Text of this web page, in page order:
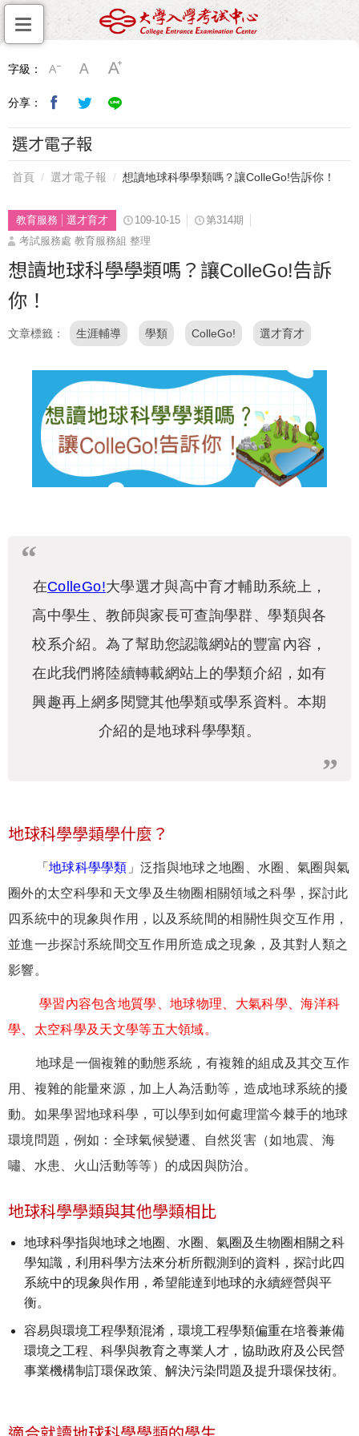
字級：
分享：
選才電子報
首頁 選才電子報 想讀地球科學學類嗎？讓ColleGo!告訴你！
教育服務 選才育才 109-10-15
第314期
考試服務處 教育服務組 整理
想讀地球科學學類嗎？讓ColleGo!告訴
你！
文章標籤 生涯輔導 學類 ColleGo! 選才育才
在ColleGo!大學選才與高中育才輔助系統上，
高中學生、教師與家長可查詢學群、學類與各
校系介紹。為了幫助您認識網站的豐富內容，
在此我們將陸續轉載網站上的學類介紹，如有
興趣再上網多閱覽其他學類或學系資料。本期
介紹的是地球科學學類。
地球科學學類學什麼？
「 地球科學學類 」泛指與地球之地圈、水圈、氣圈與氣
圈外的太空科學和天文學及生物圈相關領域之科學，探討此
四系統中的現象與作用，以及系統間的相關性與交互作用，
並進一步探討系統間交互作用所造成之現象，及其對人類之
影響。
學習內容包含地質學、地球物理、大氣科學、海洋科
學、太空科學及天文學等五大領域。
地球是一個複雜的動態系統，有複雜的組成及其交互作
用、複雜的能量來源，加上人為活動等，造成地球系統的擾
動。如果學習地球科學，可以學到如何處理當今棘手的地球
環境問題，例如：全球氣候變遷、自然災害（如地震、海
嘯、水患、火山活動等等）的成因與防治。
地球科學學類與其他學類相比
地球科學指與地球之地圈、水圈、氣圈及生物圈相關之科
學知識，利用科學方法來分析所觀測到的資料，探討此四
系統中的現象與作用，希望能達到地球的永續經營與平
衡。
容易與環境工程學類混淆，環境工程學類偏重在培養兼備
環境之工程、科學與教育之專業人才，協助政府及公民營
事業機構制訂環保政策、解決污染問題及提升環保技術。